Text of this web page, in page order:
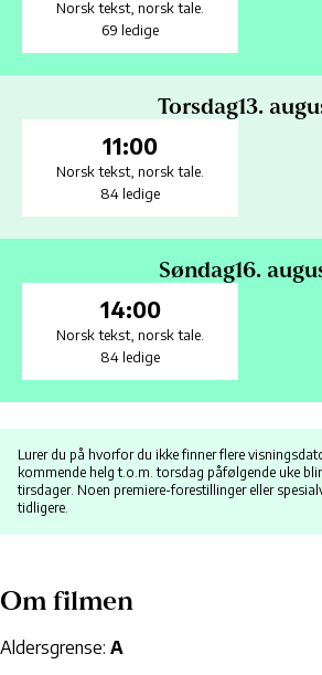
Norsk tekst norsk tale.
69 ledige
Torsdag13.
11:00
Norsk tekst norsk tale.
84 ledige
Søndag16.
14:00
Norsk tekst norsk tale.
84 ledige
Lurer du på hvorfor du ikke finner flere
kommende helg t.o.m. torsdag påfølgende uke
tirsdager. Noen premiere-forestillinger eller
tidligere.
Om filmen
Aldersgrense: A